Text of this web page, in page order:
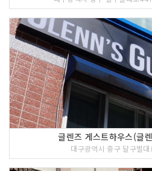
글렌즈 게스트하우스(글
대구광역시 중구 달구벌